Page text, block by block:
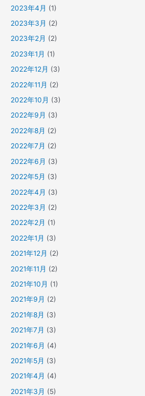
2023年4月 (1)
2023年3月 (2)
2023年2月 (2)
2023年1月 (1)
2022年12月 (3)
2022年11月 (2)
2022年10月 (3)
2022年9月 (3)
2022年8月 (2)
2022年7月 (2)
2022年6月 (3)
2022年5月 (3)
2022年4月 (3)
2022年3月 (2)
2022年2月 (1)
2022年1月 (3)
2021年12月 (2)
2021年11月 (2)
2021年10月 (1)
2021年9月 (2)
2021年8月 (3)
2021年7月 (3)
2021年6月 (4)
2021年5月 (3)
2021年4月 (4)
2021年3月 (5)